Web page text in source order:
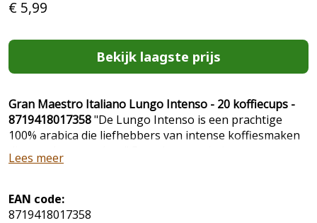
€ 5,99
Bekijk laagste prijs
Gran Maestro Italiano Lungo Intenso - 20 koffiecups -
8719418017358"De Lungo Intenso is een prachtige
100% arabica die liefhebbers van intense koffiesmaken
direct zal aanspreken." De vol-aromatische geur vormt
een perfecte inleiding naar de noot-achtige en kruidige
Lees meer
EAN code:
8719418017358